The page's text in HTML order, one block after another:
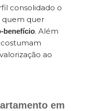
consolidado o
quem quer
benefício. Além
costumam
ao
em